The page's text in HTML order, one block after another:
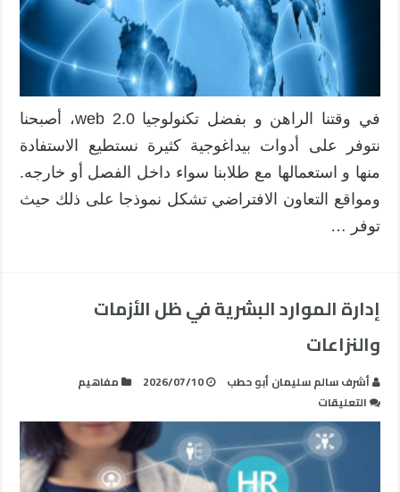
في وقتنا الراهن و بفضل تكنولوجيا web 2.0، أصبحنا
نتوفر على أدوات بيداغوجية كثيرة نستطيع الاستفادة
منها و استعمالها مع طلابنا سواء داخل الفصل أو خارجه.
ومواقع التعاون الافتراضي تشكل نموذجا على ذلك حيث
توفر …
إدارة الموارد البشرية في ظل الأزمات
والنزاعات
أشرف سالم سليمان أبو حطب 2026/07/10
مفاهيم
التعليقات
إدارة
الموارد
البشرية